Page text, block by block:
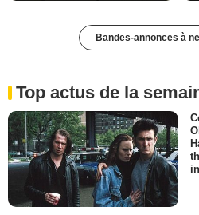
Bandes-annonces à
Top actus de la